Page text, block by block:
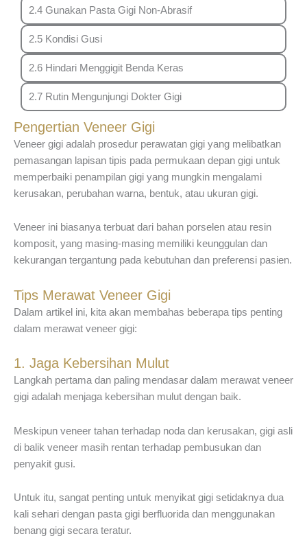
2.4 Gunakan Pasta Gigi Non-Abrasif
2.5 Kondisi Gusi
2.6 Hindari Menggigit Benda Keras
2.7 Rutin Mengunjungi Dokter Gigi
Pengertian Veneer Gigi
Veneer gigi adalah prosedur perawatan gigi yang melibatkan
pemasangan lapisan tipis pada permukaan depan gigi untuk
memperbaiki penampilan gigi yang mungkin mengalami
kerusakan, perubahan warna, bentuk, atau ukuran gigi.
Veneer ini biasanya terbuat dari bahan porselen atau resin
komposit, yang masing-masing memiliki keunggulan dan
kekurangan tergantung pada kebutuhan dan preferensi pasien.
Tips Merawat Veneer Gigi
Dalam artikel ini, kita akan membahas beberapa tips penting
dalam merawat veneer gigi:
1. Jaga Kebersihan Mulut
Langkah pertama dan paling mendasar dalam merawat veneer
gigi adalah menjaga kebersihan mulut dengan baik.
Meskipun veneer tahan terhadap noda dan kerusakan, gigi asli
di balik veneer masih rentan terhadap pembusukan dan
penyakit gusi.
Untuk itu, sangat penting untuk menyikat gigi setidaknya dua
kali sehari dengan pasta gigi berfluorida dan menggunakan
benang gigi secara teratur.